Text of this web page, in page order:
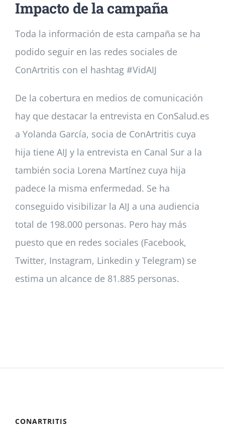
Impacto de la campaña
Toda la información de esta campaña se ha
podido seguir en las redes sociales de
ConArtritis con el hashtag #VidAIJ
De la cobertura en medios de comunicación
hay que destacar la entrevista en ConSalud.es
a Yolanda García, socia de ConArtritis cuya
hija tiene AIJ y la entrevista en Canal Sur a la
también socia Lorena Martínez cuya hija
padece la misma enfermedad. Se ha
conseguido visibilizar la AIJ a una audiencia
total de 198.000 personas. Pero hay más
puesto que en redes sociales (Facebook,
Twitter, Instagram, Linkedin y Telegram) se
estima un alcance de 81.885 personas.
CONARTRITIS